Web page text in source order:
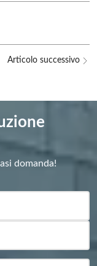
Articolo successivo
domanda!